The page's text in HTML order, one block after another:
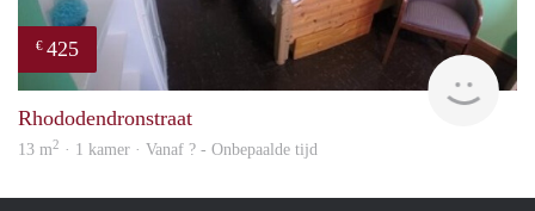
€ 425
Rhododendronstraat
13 m2 · 1 kamer · Vanaf ? - Onbepaalde tijd